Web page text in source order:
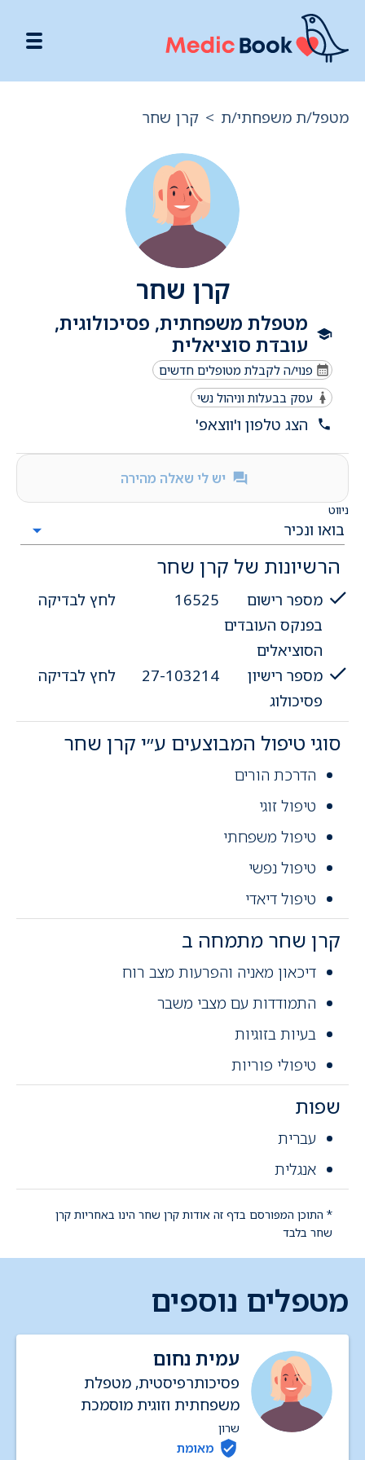
מטפל/ת משפחתי/ת > קרן שחר
קרן שחר
מטפלת משפחתית, פסיכולוגית,
עובדת סוציאלית
פנוי/ה לקבלת מטופלים חדשים
עסק בבעלות וניהול נשי
הצג טלפון ו'ווצאפ'
יש לי שאלה מהירה
ניווט
הרשיונות של קרן שחר
מספר רישום
בפנקס העובדים
הסוציאלים
16525 לחץ לבדיקה
מספר רישיון
פסיכולוג
27-103214 לחץ לבדיקה
סוגי טיפול המבוצעים ע״י קרן שחר
הדרכת הורים
טיפול זוגי
טיפול משפחתי
טיפול נפשי
טיפול דיאדי
קרן שחר מתמחה ב
דיכאון מאניה והפרעות מצב רוח
התמודדות עם מצבי משבר
בעיות בזוגיות
טיפולי פוריות
שפות
עברית
אנגלית
* התוכן המפורסם בדף זה אודות קרן שחר הינו באחריות קרן
שחר בלבד
מטפלים נוספים
עמית נחום
פסיכותרפיסטית, מטפלת
משפחתית וזוגית מוסמכת
שרון
מאומת